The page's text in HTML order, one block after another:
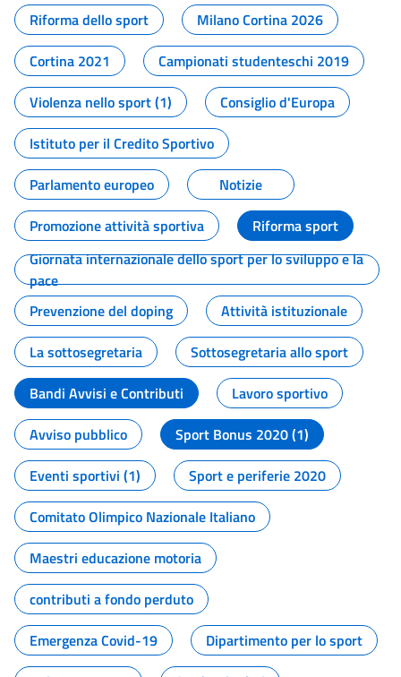
Riforma dello sport
Milano Cortina 2026
Cortina 2021
Campionati studenteschi 2019
Violenza nello sport (1)
Consiglio d'Europa
Istituto per il Credito Sportivo
Parlamento europeo
Notizie
Promozione attività sportiva
Riforma sport
Giornata internazionale dello sport per lo sviluppo e la
pace
Prevenzione del doping
Attività istituzionale
La sottosegretaria
Sottosegretaria allo sport
Bandi Avvisi e Contributi
Lavoro sportivo
Avviso pubblico
Sport Bonus 2020 (1)
Eventi sportivi (1)
Sport e periferie 2020
Comitato Olimpico Nazionale Italiano
Maestri educazione motoria
contributi a fondo perduto
Emergenza Covid-19
Dipartimento per lo sport